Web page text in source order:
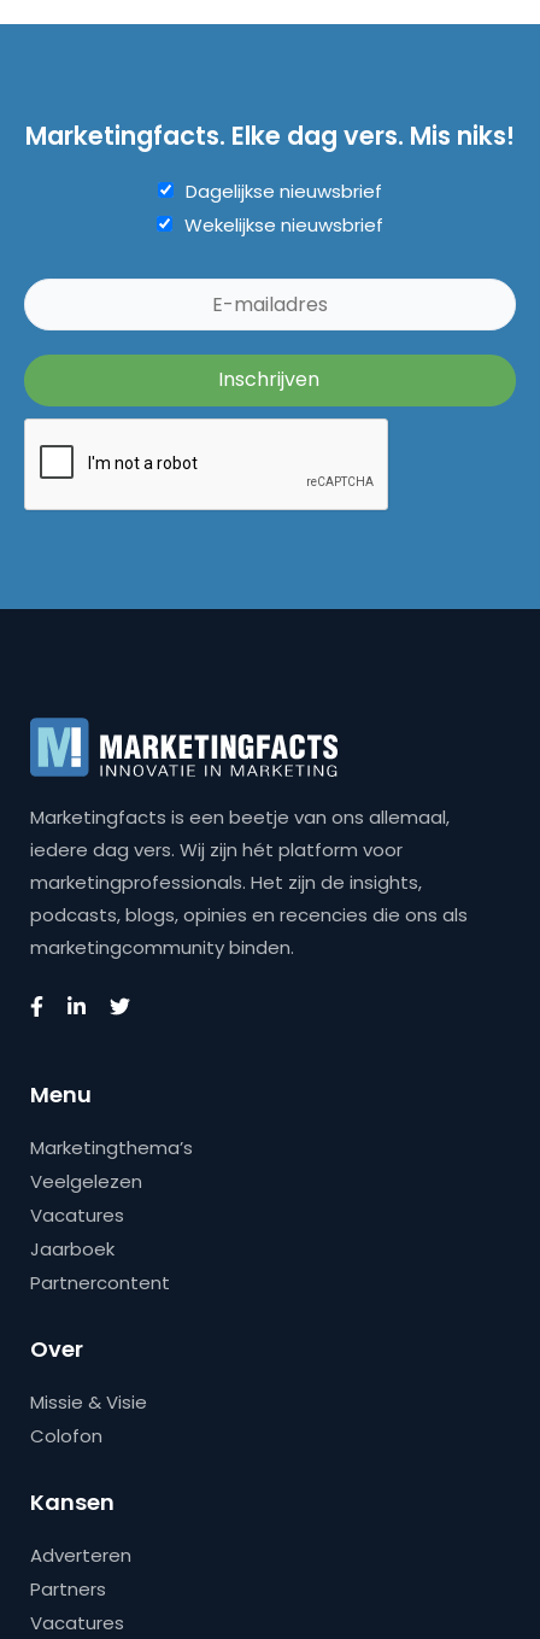
Marketingfacts. Elke dag vers. Mis niks!
Dagelijkse nieuwsbrief
Wekelijkse nieuwsbrief
Marketingfacts is een beetje van ons allemaal,
iedere dag vers. Wij zijn hét platform voor
marketingprofessionals. Het zijn de insights,
podcasts, blogs, opinies en recencies die ons als
marketingcommunity binden.
Menu
Marketingthema’s
Veelgelezen
Vacatures
Jaarboek
Partnercontent
Over
Missie & Visie
Colofon
Kansen
Adverteren
Partners
Vacatures